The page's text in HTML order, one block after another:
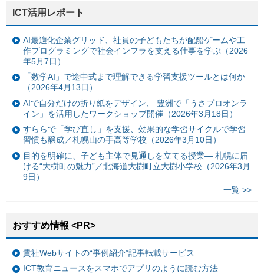
ICT活用レポート
AI最適化企業グリッド、社員の子どもたちが配船ゲームや工
作プログラミングで社会インフラを支える仕事を学ぶ（2026
年5月7日）
「数学AI」で途中式まで理解できる学習支援ツールとは何か
（2026年4月13日）
AIで自分だけの折り紙をデザイン、 豊洲で「うさプロオンラ
イン」を活用したワークショップ開催（2026年3月18日）
すららで「学び直し」を支援、効果的な学習サイクルで学習
習慣も醸成／札幌山の手高等学校（2026年3月10日）
目的を明確に、子ども主体で見通しを立てる授業— 札幌に届
ける“大樹町の魅力”／北海道大樹町立大樹小学校（2026年3月
9日）
一覧 >>
おすすめ情報 <PR>
貴社Webサイトの“事例紹介”記事転載サービス
ICT教育ニュースをスマホでアプリのように読む方法